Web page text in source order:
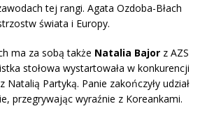
tej rangi. Agata Ozdoba-Błach
świata i Europy.
ma za sobą także Natalia Bajor z AZS
stołowa wystartowała w konkurencji
Natalią Partyką. Panie zakończyły udział
przegrywając wyraźnie z Koreankami.